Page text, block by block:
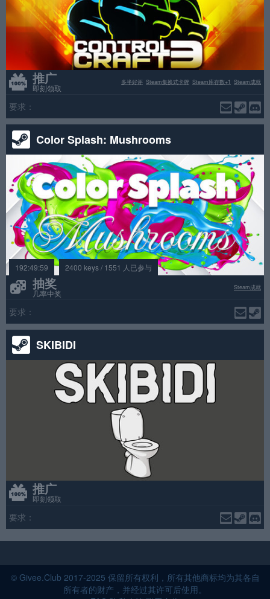
推广
即刻领取
Steam成就
Steam库存数+1
Steam集换式卡牌
多半好评
要求：
Color Splash: Mushrooms
192:49:59 2400 keys / 1551 人已参与
抽奖
几率中奖
Steam成就
要求：
SKIBIDI
推广
即刻领取
要求：
© Givee.Club 2017-2025 保留所有权利，所有其他商标均为其各自
所有者的财产，并经过其许可后使用。